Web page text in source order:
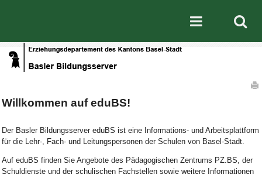
Mobile
Willkommen auf eduBS!
Der Basler Bildungsserver eduBS ist eine Informations- und Arbeitsplattform
für die Lehr-, Fach- und Leitungspersonen der Schulen von Basel-Stadt.
Auf eduBS finden Sie Angebote des Pädagogischen Zentrums PZ.BS, der
Schuldienste und der schulischen Fachstellen sowie weitere Informationen